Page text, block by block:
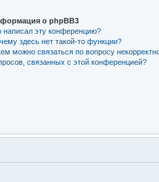
о phpBB3
написал эту конференцию?
здесь нет такой-то функции?
можно связаться по вопросу
связанных с этой конференцией?